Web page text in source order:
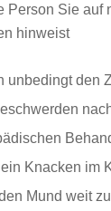
Person Sie auf
hinweist
unbedingt den
Knacken im
Mund weit